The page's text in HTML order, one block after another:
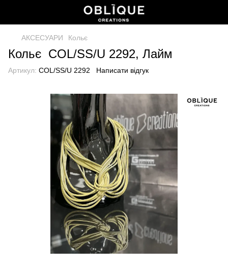
АКСЕСУАРИ Кольє
Кольє COL/SS/U 2292, Лайм
Артикул: COL/SS/U 2292 Написати відгук